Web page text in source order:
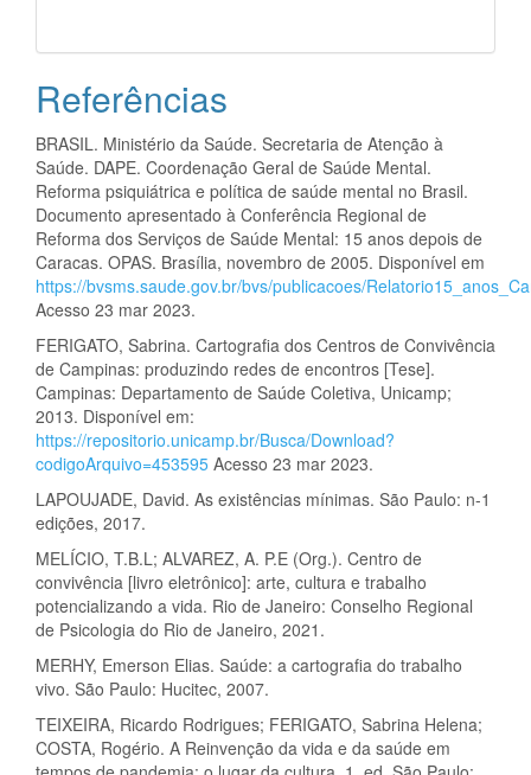
Referências
BRASIL. Ministério da Saúde. Secretaria de Atenção à
Saúde. DAPE. Coordenação Geral de Saúde Mental.
Reforma psiquiátrica e política de saúde mental no Brasil.
Documento apresentado à Conferência Regional de
Reforma dos Serviços de Saúde Mental: 15 anos depois de
Caracas. OPAS. Brasília, novembro de 2005. Disponível em
https://bvsms.saude.gov.br/bvs/publicacoes/
Acesso 23 mar 2023.
FERIGATO, Sabrina. Cartografia dos Centros de Convivência
de Campinas: produzindo redes de encontros [Tese].
Campinas: Departamento de Saúde Coletiva, Unicamp;
2013. Disponível em:
https://repositorio.unicamp.br/Busca/Download?
codigoArquivo=453595 Acesso 23 mar 2023.
LAPOUJADE, David. As existências mínimas. São Paulo: n-1
edições, 2017.
MELÍCIO, T.B.L; ALVAREZ, A. P.E (Org.). Centro de
convivência [livro eletrônico]: arte, cultura e trabalho
potencializando a vida. Rio de Janeiro: Conselho Regional
de Psicologia do Rio de Janeiro, 2021.
MERHY, Emerson Elias. Saúde: a cartografia do trabalho
vivo. São Paulo: Hucitec, 2007.
TEIXEIRA, Ricardo Rodrigues; FERIGATO, Sabrina Helena;
COSTA, Rogério. A Reinvenção da vida e da saúde em